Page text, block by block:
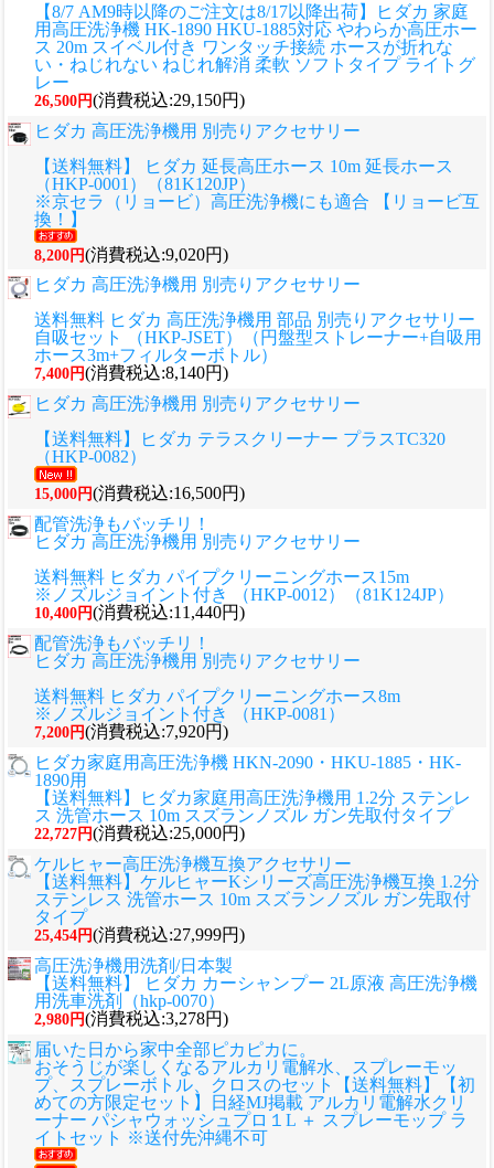
【8/7 AM9時以降のご注文は8/17以降出荷】ヒダカ 家庭
用高圧洗浄機 HK-1890 HKU-1885対応 やわらか高圧ホー
ス 20m スイベル付き ワンタッチ接続 ホースが折れな
い・ねじれない ねじれ解消 柔軟 ソフトタイプ ライトグ
レー
26,500円(消費税込:29,150円)
ヒダカ 高圧洗浄機用 別売りアクセサリー
【送料無料】 ヒダカ 延長高圧ホース 10m 延長ホース
（HKP-0001）（81K120JP）
※京セラ（リョービ）高圧洗浄機にも適合 【リョービ互
換！】
8,200円(消費税込:9,020円)
ヒダカ 高圧洗浄機用 別売りアクセサリー
送料無料 ヒダカ 高圧洗浄機用 部品 別売りアクセサリー
自吸セット （HKP-JSET）（円盤型ストレーナー+自吸用
ホース3m+フィルターボトル）
7,400円(消費税込:8,140円)
ヒダカ 高圧洗浄機用 別売りアクセサリー
【送料無料】ヒダカ テラスクリーナー プラスTC320
（HKP-0082）
15,000円(消費税込:16,500円)
配管洗浄もバッチリ！
ヒダカ 高圧洗浄機用 別売りアクセサリー
送料無料 ヒダカ パイプクリーニングホース15m
※ノズルジョイント付き （HKP-0012）（81K124JP）
10,400円(消費税込:11,440円)
配管洗浄もバッチリ！
ヒダカ 高圧洗浄機用 別売りアクセサリー
送料無料 ヒダカ パイプクリーニングホース8m
※ノズルジョイント付き （HKP-0081）
7,200円(消費税込:7,920円)
ヒダカ家庭用高圧洗浄機 HKN-2090・HKU-1885・HK-
1890用
【送料無料】ヒダカ家庭用高圧洗浄機用 1.2分 ステンレ
ス 洗管ホース 10m スズランノズル ガン先取付タイプ
22,727円(消費税込:25,000円)
ケルヒャー高圧洗浄機互換アクセサリー
【送料無料】ケルヒャーKシリーズ高圧洗浄機互換 1.2分
ステンレス 洗管ホース 10m スズランノズル ガン先取付
タイプ
25,454円(消費税込:27,999円)
高圧洗浄機用洗剤/日本製
【送料無料】 ヒダカ カーシャンプー 2L原液 高圧洗浄機
用洗車洗剤（hkp-0070）
2,980円(消費税込:3,278円)
届いた日から家中全部ピカピカに。
おそうじが楽しくなるアルカリ電解水、スプレーモッ
プ、スプレーボトル、クロスのセット
【送料無料】【初
めての方限定セット】日経MJ掲載 アルカリ電解水クリ
ーナー パシャウォッシュプロ１L ＋ スプレーモップ ラ
イトセット ※送付先沖縄不可